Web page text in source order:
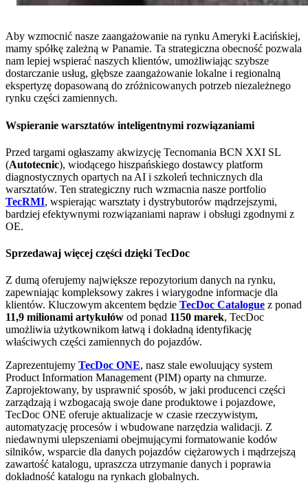
Aby wzmocnić nasze zaangażowanie na rynku Ameryki Łacińskiej,
mamy spółkę zależną w Panamie. Ta strategiczna obecność pozwala
nam lepiej wspierać naszych klientów, umożliwiając szybsze
dostarczanie usług, głębsze zaangażowanie lokalne i regionalną
ekspertyzę dopasowaną do zróżnicowanych potrzeb niezależnego
rynku części zamiennych.
Wspieranie warsztatów inteligentnymi rozwiązaniami
Przed targami ogłaszamy akwizycję Tecnomania BCN XXI SL
(Autotecnic), wiodącego hiszpańskiego dostawcy platform
diagnostycznych opartych na AI i szkoleń technicznych dla
warsztatów. Ten strategiczny ruch wzmacnia nasze portfolio
TecRMI, wspierając warsztaty i dystrybutorów mądrzejszymi,
bardziej efektywnymi rozwiązaniami napraw i obsługi zgodnymi z
OE.
Sprzedawaj więcej części dzięki TecDoc
Z dumą oferujemy największe repozytorium danych na rynku,
zapewniając kompleksowy zakres i wiarygodne informacje dla
klientów. Kluczowym akcentem będzie TecDoc Catalogue z ponad
11,9 milionami artykułów od ponad 1150 marek, TecDoc
umożliwia użytkownikom łatwą i dokładną identyfikację
właściwych części zamiennych do pojazdów.
Zaprezentujemy TecDoc ONE, nasz stale ewoluujący system
Product Information Management (PIM) oparty na chmurze.
Zaprojektowany, by usprawnić sposób, w jaki producenci części
zarządzają i wzbogacają swoje dane produktowe i pojazdowe,
TecDoc ONE oferuje aktualizacje w czasie rzeczywistym,
automatyzację procesów i wbudowane narzędzia walidacji. Z
niedawnymi ulepszeniami obejmującymi formatowanie kodów
silników, wsparcie dla danych pojazdów ciężarowych i mądrzejszą
zawartość katalogu, upraszcza utrzymanie danych i poprawia
dokładność katalogu na rynkach globalnych.